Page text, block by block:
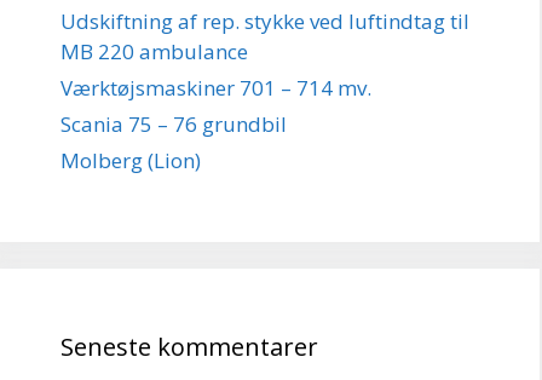
Udskiftning af rep. stykke ved luftindtag til
MB 220 ambulance
Værktøjsmaskiner 701 – 714 mv.
Scania 75 – 76 grundbil
Molberg (Lion)
Seneste kommentarer